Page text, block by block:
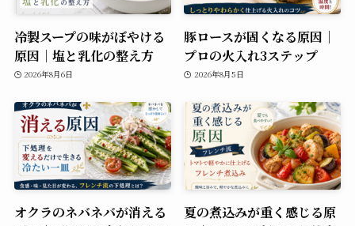
冷製スープの味がぼやける
原因｜塩と乳化の整え方
2026年8月6日
豚ロースが固くなる原因｜
プロの火入れ3ステップ
2026年8月5日
オクラのネバネバが消える
夏の煮込みが重く感じる原